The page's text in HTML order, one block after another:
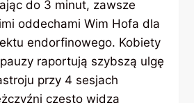
do 3 minut, zawsze
oddechami Wim Hofa dla
endorfinowego. Kobiety
raportują szybszą ulgę
przy 4 sesjach
często widzą